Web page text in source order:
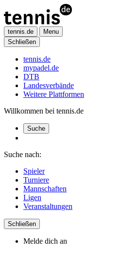
tennis.de
Menu
Schließen
tennis.de
mypadel.de
DTB
Landesverbände
Weitere Plattformen
Willkommen bei tennis.de
Suche
Suche nach:
Spieler
Turniere
Mannschaften
Ligen
Veranstaltungen
Schließen
Melde dich an